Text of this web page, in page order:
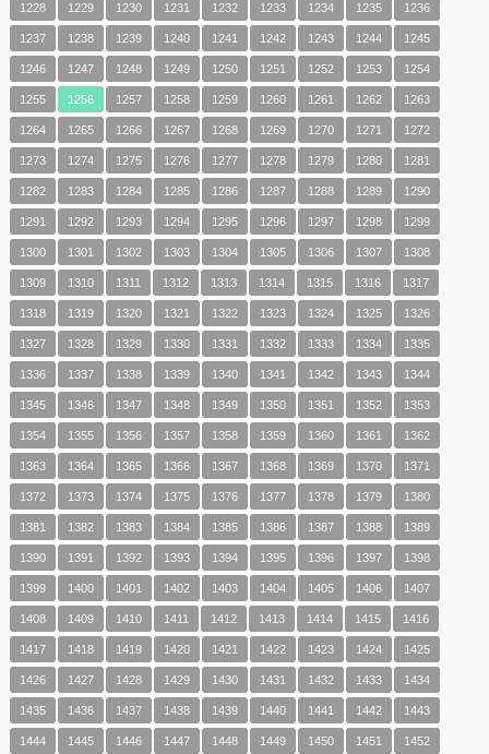
1228 1229 1230 1231 1232 1233 1234 1235 1236
1237 1238 1239 1240 1241 1242 1243 1244 1245
1246 1247 1248 1249 1250 1251 1252 1253 1254
1255 1256 1257 1258 1259 1260 1261 1262 1263
1264 1265 1266 1267 1268 1269 1270 1271 1272
1273 1274 1275 1276 1277 1278 1279 1280 1281
1282 1283 1284 1285 1286 1287 1288 1289 1290
1291 1292 1293 1294 1295 1296 1297 1298 1299
1300 1301 1302 1303 1304 1305 1306 1307 1308
1309 1310 1311 1312 1313 1314 1315 1316 1317
1318 1319 1320 1321 1322 1323 1324 1325 1326
1327 1328 1329 1330 1331 1332 1333 1334 1335
1336 1337 1338 1339 1340 1341 1342 1343 1344
1345 1346 1347 1348 1349 1350 1351 1352 1353
1354 1355 1356 1357 1358 1359 1360 1361 1362
1363 1364 1365 1366 1367 1368 1369 1370 1371
1372 1373 1374 1375 1376 1377 1378 1379 1380
1381 1382 1383 1384 1385 1386 1387 1388 1389
1390 1391 1392 1393 1394 1395 1396 1397 1398
1399 1400 1401 1402 1403 1404 1405 1406 1407
1408 1409 1410 1411 1412 1413 1414 1415 1416
1417 1418 1419 1420 1421 1422 1423 1424 1425
1426 1427 1428 1429 1430 1431 1432 1433 1434
1435 1436 1437 1438 1439 1440 1441 1442 1443
1444 1445 1446 1447 1448 1449 1450 1451 1452